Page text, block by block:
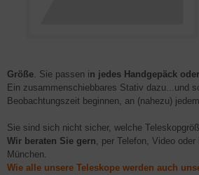
Größe. Sie passen in jedes Handgepäck
Ein zusammenschiebbares Stativ dazu...und
Beobachtungszeit beginnen, an (nahezu)
Sie sind sich nicht sicher, welche
Wir beraten Sie gern, per Telefon, Video
München.
Wie alle unsere Teleskope werden auch